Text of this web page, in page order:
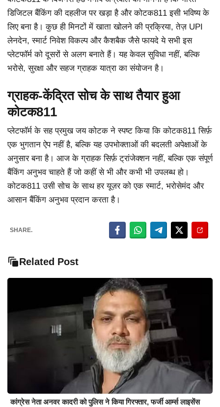
डिजिटल बैंकिंग की दहलीज पर खड़ा है और कोटक811 इसी भविष्य के
लिए बना है। कुछ ही मिनटों में खाता खोलने की प्रक्रिया, तेज़ UPI
लेनदेन, स्मार्ट निवेश विकल्प और कैशबैक जैसे फायदे ये सभी इस
प्लेटफॉर्म को दूसरों से अलग बनाते हैं। यह केवल सुविधा नहीं, बल्कि
भरोसे, सुरक्षा और सहज ग्राहक यात्रा का संयोजन है।
ग्राहक-केंद्रित सोच के साथ तैयार हुआ
कोटक811
प्लेटफॉर्म के सह प्रमुख जय कोटक ने स्पष्ट किया कि कोटक811 सिर्फ़
एक भुगतान ऐप नहीं है, बल्कि यह उपभोक्ताओं की बदलती अपेक्षाओं के
अनुसार बना है। आज के ग्राहक सिर्फ़ ट्रांजेक्शन नहीं, बल्कि एक संपूर्ण
बैंकिंग अनुभव चाहते हैं जो कहीं से भी और कभी भी उपलब्ध हो।
कोटक811 उसी सोच के साथ हर यूज़र को एक स्मार्ट, भरोसेमंद और
आसान बैंकिंग अनुभव प्रदान करता है।
SHARE.
Related Post
कांग्रेस नेता अनवर कादरी को पुलिस ने किया गिरफ्तार, फर्जी आर्म्स लाइसेंस